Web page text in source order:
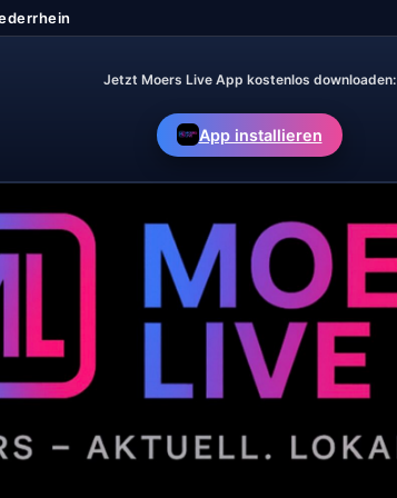
Jetzt Moers Live App kostenlos downloaden:
App installieren